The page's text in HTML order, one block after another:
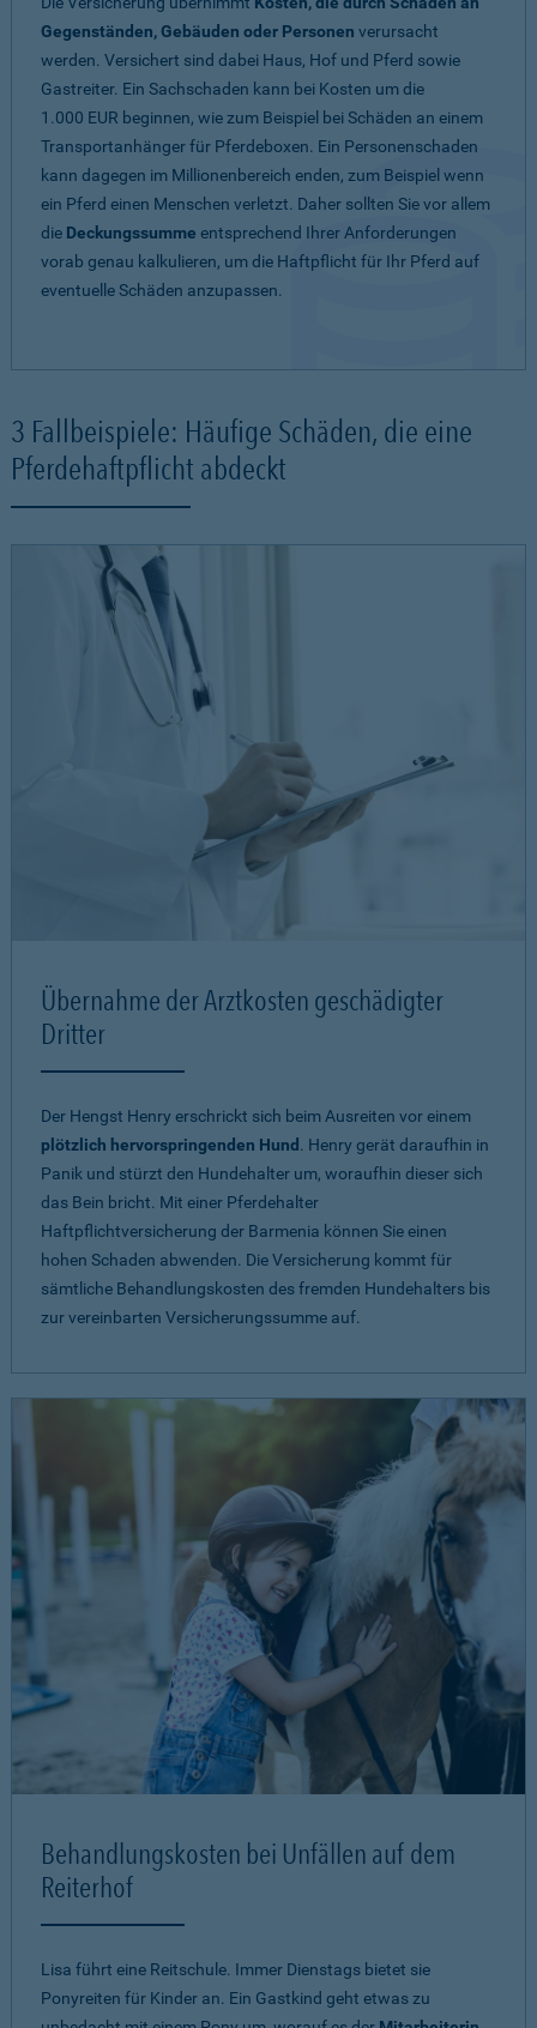
Gegenständen, Gebäuden oder Personen verursacht
werden. Versichert sind dabei Haus, Hof und Pferd sowie
Gastreiter. Ein Sachschaden kann bei Kosten um die
1.000 EUR beginnen, wie zum Beispiel bei Schäden an einem
Transportanhänger für Pferdeboxen. Ein Personenschaden
kann dagegen im Millionenbereich enden, zum Beispiel wenn
ein Pferd einen Menschen verletzt. Daher sollten Sie vor allem
die Deckungssumme entsprechend Ihrer Anforderungen
vorab genau kalkulieren, um die Haftpflicht für Ihr Pferd auf
eventuelle Schäden anzupassen.
3 Fallbeispiele: Häufige Schäden, die eine
Pferdehaftpflicht abdeckt
Übernahme der Arztkosten geschädigter
Dritter
Der Hengst Henry erschrickt sich beim Ausreiten vor einem
plötzlich hervorspringenden Hund . Henry gerät daraufhin in
Panik und stürzt den Hundehalter um, woraufhin dieser sich
das Bein bricht. Mit einer Pferdehalter
Haftpflichtversicherung der Barmenia können Sie einen
hohen Schaden abwenden. Die Versicherung kommt für
sämtliche Behandlungskosten des fremden Hundehalters bis
zur vereinbarten Versicherungssumme auf.
Behandlungskosten bei Unfällen auf dem
Reiterhof
Lisa führt eine Reitschule. Immer Dienstags bietet sie
Ponyreiten für Kinder an. Ein Gastkind geht etwas zu